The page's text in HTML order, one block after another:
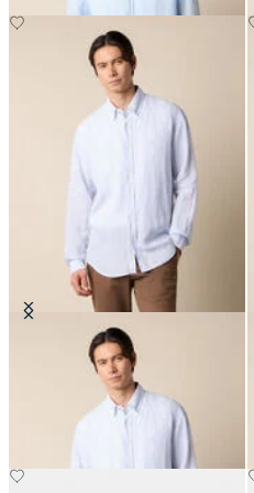
Camicia Regular Fit in Lino con
Collo Button Down